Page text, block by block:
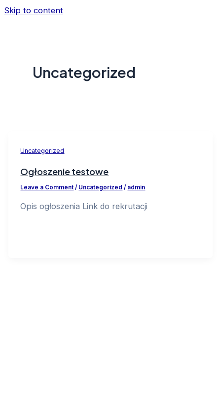
Skip to content
Uncategorized
Uncategorized
Ogłoszenie testowe
Leave a Comment / Uncategorized / admin
Opis ogłoszenia Link do rekrutacji